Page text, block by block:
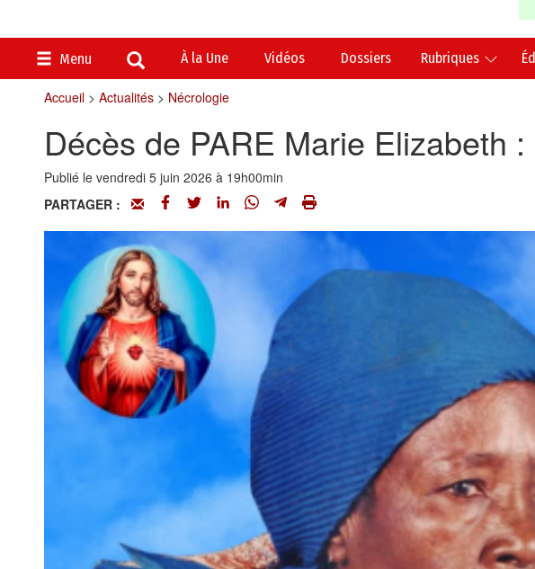
Menu À la Une Vidéos Dossiers Rubriques
Accueil> Actualités> Nécrologie
Décès de PARE Marie Elizabeth
Publié le vendredi 5 juin 2026 à 19h00min
PARTAGER :